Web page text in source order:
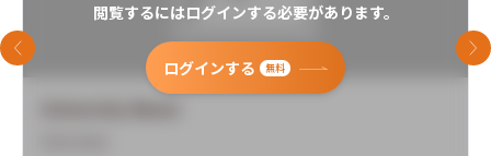
閲覧するにはログインする必要があります。
ログインする 無料
前のスライド 次